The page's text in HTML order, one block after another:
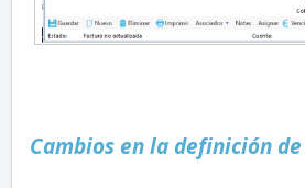
Cambios en la definición